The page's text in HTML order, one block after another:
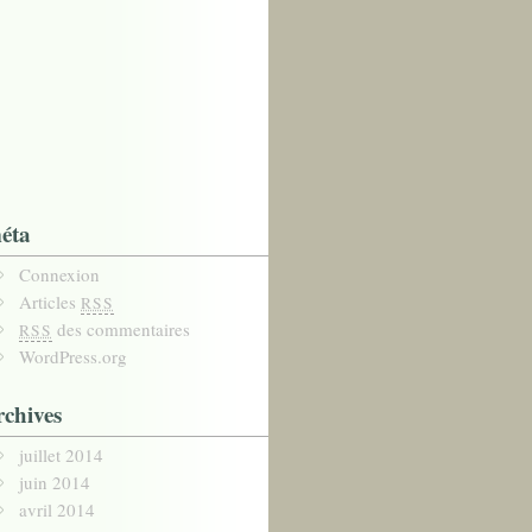
Connexion
Articles RSS
RSS des commentaires
WordPress.org
juillet 2014
juin 2014
avril 2014